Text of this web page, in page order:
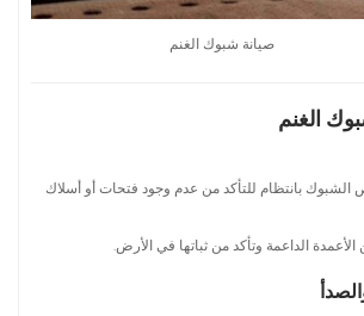
صيانة شبوك الغنم
الغنم
بانتظام للتأكد من عدم وجود فتحات أو أسلاك
الداعمة وتأكد من ثباتها في الأرض.